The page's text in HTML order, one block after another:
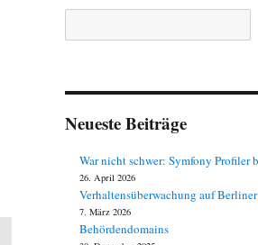
Neueste Beiträge
War nicht schwer: Symfony Profiler
26. April 2026
Verhaltensüberwachung auf
7. März 2026
Behördendomains